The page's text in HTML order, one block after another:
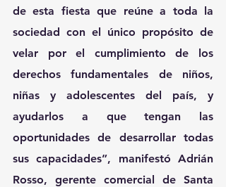
de esta fiesta que reúne a toda la
sociedad con el único propósito de
velar por el cumplimiento de los
derechos fundamentales de niños,
niñas y adolescentes del país, y
ayudarlos a que tengan las
oportunidades de desarrollar todas
sus capacidades”, manifestó Adrián
Rosso, gerente comercial de Santa